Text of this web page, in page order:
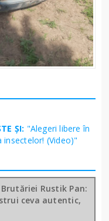
ȘI: "Alegeri libere în
insectelor! (Video)"
Rustik Pan:
ceva autentic,